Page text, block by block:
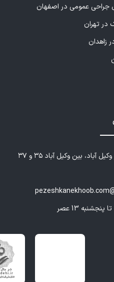
عمومی در اصفهان
در تهران
زاهدان
آباد، بین وکیل آباد ۳۵ و ۳۷